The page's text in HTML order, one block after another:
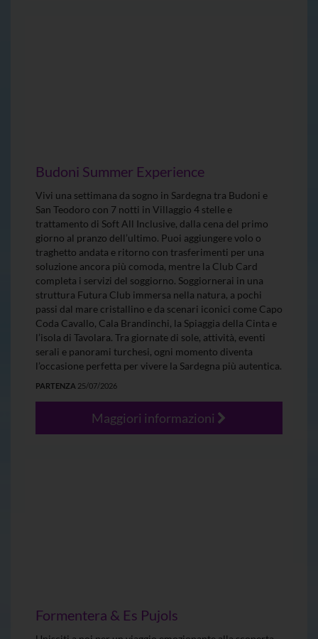
Budoni Summer Experience
Vivi una settimana da sogno in Sardegna tra Budoni e
San Teodoro con 7 notti in Villaggio 4 stelle e
trattamento di Soft All Inclusive, dalla cena del primo
giorno al pranzo dell’ultimo. Puoi aggiungere volo o
traghetto andata e ritorno con trasferimenti per una
soluzione ancora più comoda, mentre la Club Card
completa i servizi del soggiorno. Soggiornerai in una
struttura Futura Club immersa nella natura, a pochi
passi dal mare cristallino e da scenari iconici come Capo
Coda Cavallo, Cala Brandinchi, la Spiaggia della Cinta e
l’isola di Tavolara. Tra giornate di sole, attività, eventi
serali e panorami turchesi, ogni momento diventa
l’occasione perfetta per vivere la Sardegna più autentica.
PARTENZA 25/07/2026
Maggiori informazioni
Formentera & Es Pujols